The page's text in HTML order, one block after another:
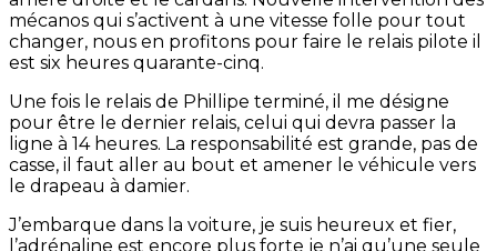
mécanos qui s’activent à une vitesse folle pour tout
changer, nous en profitons pour faire le relais pilote il
est six heures quarante-cinq.
Une fois le relais de Phillipe terminé, il me désigne
pour être le dernier relais, celui qui devra passer la
ligne à 14 heures. La responsabilité est grande, pas de
casse, il faut aller au bout et amener le véhicule vers
le drapeau à damier.
J’embarque dans la voiture, je suis heureux et fier,
l’adrénaline est encore plus forte je n’ai qu’une seule